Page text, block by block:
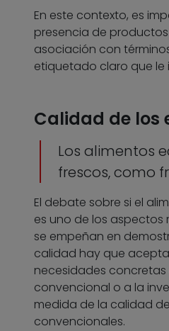
En este contexto, es
presencia de
asociación con
etiquetado claro que le
Calidad de los
Los alimentos
frescos, como
El debate sobre si el
es uno de los
se empeñan en
calidad hay que
necesidades
convencional o a la
medida de la calidad
convencionales.